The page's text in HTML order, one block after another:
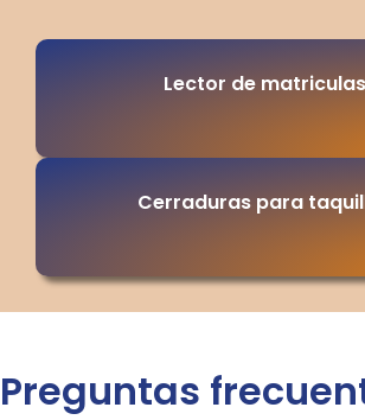
Lector de matriculas
Cerraduras para
Preguntas